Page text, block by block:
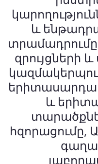
և
զրույցների
և
հզորացումը,